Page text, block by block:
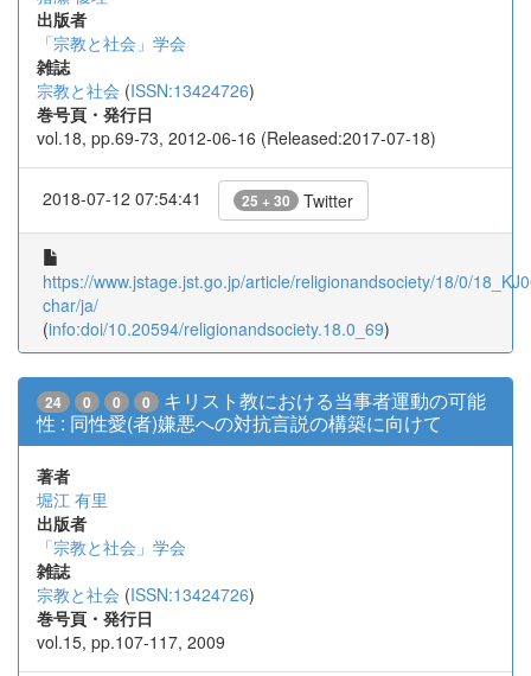
出版者
「宗教と社会」学会
雑誌
宗教と社会 (ISSN:13424726)
巻号頁・発行日
vol.18, pp.69-73, 2012-06-16 (Released:2017-07-18)
2018-07-12 07:54:41 25 + 30 Twitter
https://www.jstage.jst.go.jp/article/religionandsociety/18/0/
char/ja/
(info:doi/10.20594/religionandsociety.18.0_69)
24 0 0 0
キリスト教における当事者運動の可能
性 : 同性愛(者)嫌悪への対抗言説の構築に向けて
著者
堀江 有里
出版者
「宗教と社会」学会
雑誌
宗教と社会 (ISSN:13424726)
巻号頁・発行日
vol.15, pp.107-117, 2009